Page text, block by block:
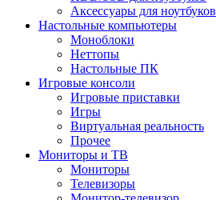
Аксессуары для ноутбуков
Настольные компьютеры
Моноблоки
Неттопы
Настольные ПК
Игровые консоли
Игровые приставки
Игры
Виртуальная реальность
Прочее
Мониторы и ТВ
Мониторы
Телевизоры